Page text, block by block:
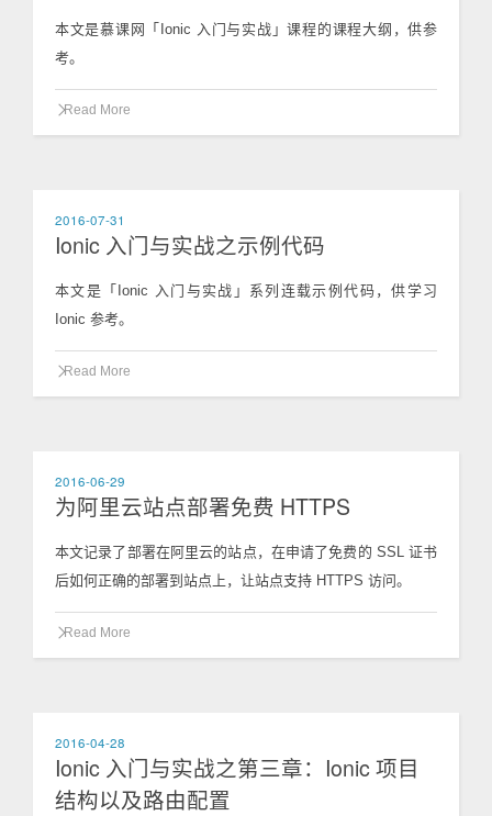
本文是慕课网「Ionic 入门与实战」课程的课程大纲，供参
考。
Read More
2016-07-31
Ionic 入门与实战之示例代码
本文是「Ionic 入门与实战」系列连载示例代码，供学习
Ionic 参考。
Read More
2016-06-29
为阿里云站点部署免费 HTTPS
本文记录了部署在阿里云的站点，在申请了免费的 SSL 证书
后如何正确的部署到站点上，让站点支持 HTTPS 访问。
Read More
2016-04-28
Ionic 入门与实战之第三章：Ionic 项目
结构以及路由配置